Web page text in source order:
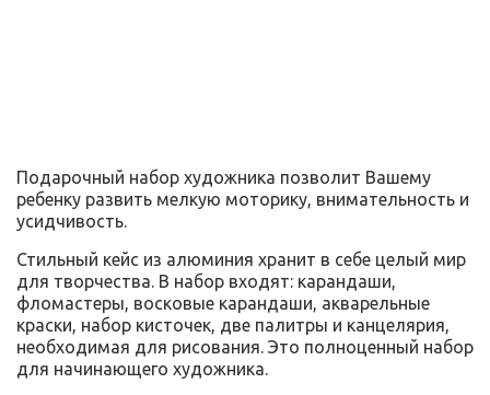
Подарочный набор художника позволит Вашему
ребенку развить мелкую моторику, внимательность и
усидчивость.
Стильный кейс из алюминия хранит в себе целый мир
для творчества. В набор входят: карандаши,
фломастеры, восковые карандаши, акварельные
краски, набор кисточек, две палитры и канцелярия,
необходимая для рисования. Это полноценный набор
для начинающего художника.